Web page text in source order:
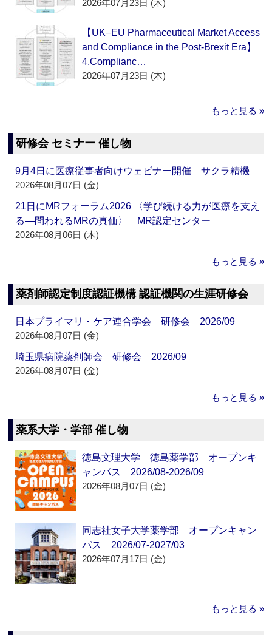
2026年07月23日 (木)
【UK–EU Pharmaceutical Market Access
and Compliance in the Post-Brexit Era】
4.Complianc…
2026年07月23日 (木)
もっと見る »
研修会 セミナー 催し物
9月4日に医療従事者向けウェビナー開催 サクラ精機
2026年08月07日 (金)
21日にMRフォーラム2026 〈学び続ける力が医療を支え
る―問われるMRの真価〉 MR認定センター
2026年08月06日 (木)
もっと見る »
薬剤師認定制度認証機構 認証機関の生涯研修会
日本プライマリ・ケア連合学会 研修会 2026/09
2026年08月07日 (金)
埼玉県病院薬剤師会 研修会 2026/09
2026年08月07日 (金)
もっと見る »
薬系大学・学部 催し物
徳島文理大学 徳島薬学部 オープンキ
ャンパス 2026/08-2026/09
2026年08月07日 (金)
同志社女子大学薬学部 オープンキャン
パス 2026/07-2027/03
2026年07月17日 (金)
もっと見る »